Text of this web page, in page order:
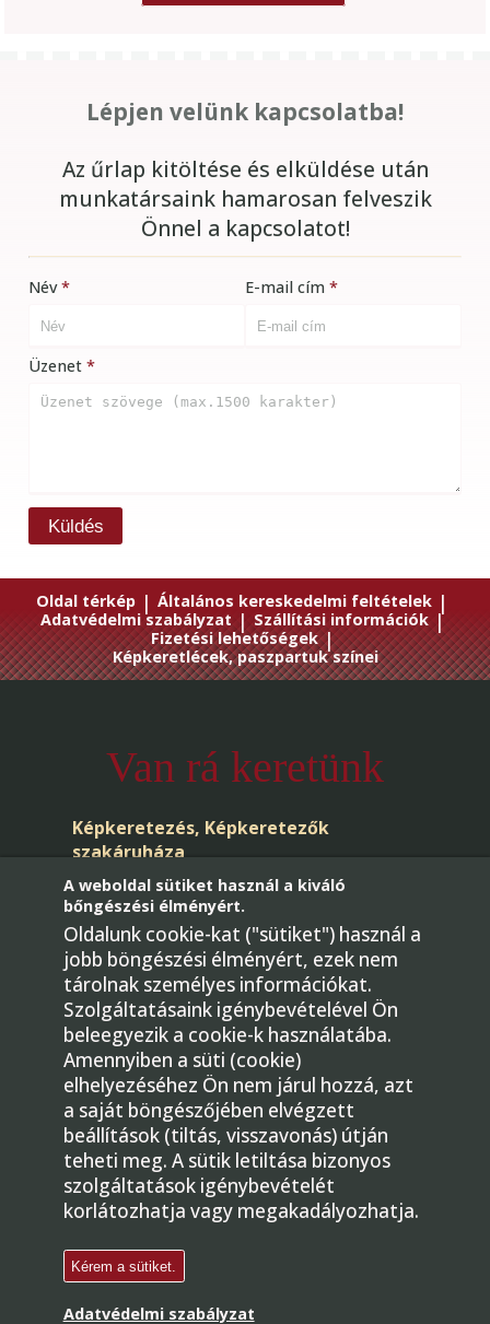
Lépjen velünk kapcsolatba!
Az űrlap kitöltése és elküldése után
munkatársaink hamarosan felveszik
Önnel a kapcsolatot!
Név E-mail cím
Üzenet
Küldés
Oldal térkép | Általános kereskedelmi feltételek |
Adatvédelmi szabályzat | Szállítási információk |
Fizetési lehetőségek |
Képkeretlécek, paszpartuk színei
Van rá keretünk
Képkeretezés, Képkeretezők
szakáruháza
Telefon: +36-30/436-4181
E-mail:
megrendeles@gmkepkeretezok.hu
1224 Budapest, Bartók Béla út 31.
Facebook
További elérhetőségeink »
Minden jog fenntartva: © 1998 - 2026 | GM Üvegezők
A weboldal sütiket használ a kiváló
bőngészési élményért.
Oldalunk cookie-kat ("sütiket") használ a
jobb böngészési élményért, ezek nem
tárolnak személyes információkat.
Szolgáltatásaink igénybevételével Ön
beleegyezik a cookie-k használatába.
Amennyiben a süti (cookie)
elhelyezéséhez Ön nem járul hozzá, azt
a saját böngészőjében elvégzett
beállítások (tiltás, visszavonás) útján
teheti meg. A sütik letiltása bizonyos
szolgáltatások igénybevételét
korlátozhatja vagy megakadályozhatja.
Kérem a sütiket.
Adatvédelmi szabályzat